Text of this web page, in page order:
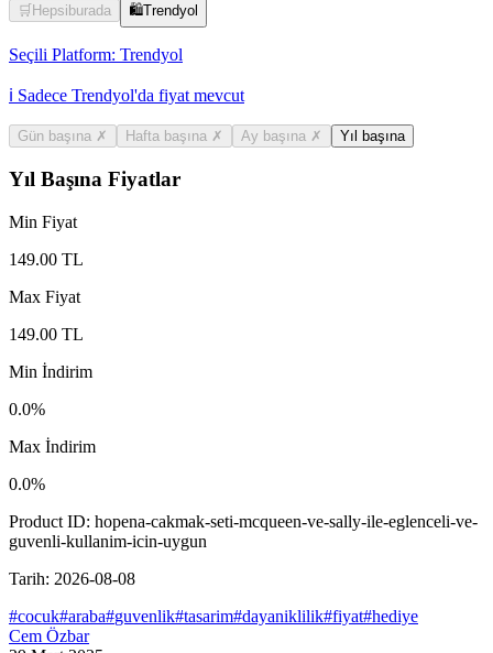
🛒Hepsiburada 🛍️Trendyol
Seçili Platform: Trendyol
ℹ️ Sadece Trendyol'da fiyat mevcut
Gün başına ✗ Hafta başına ✗ Ay başına ✗ Yıl başına
Yıl Başına Fiyatlar
Min Fiyat
149.00 TL
Max Fiyat
149.00 TL
Min İndirim
0.0%
Max İndirim
0.0%
Product ID: hopena-cakmak-seti-mcqueen-ve-sally-ile-eglenceli-ve-
guvenli-kullanim-icin-uygun
Tarih: 2026-08-08
#cocuk#araba#guvenlik#tasarim#dayaniklilik#fiyat#hediye
Cem Özbar